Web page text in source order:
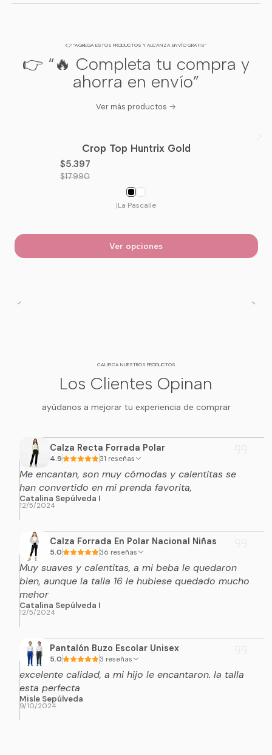
👉 “AGREGA ESTOS PRODUCTOS Y ALCANZA ENVÍO GRATIS”
👉 “🔥 Completa tu compra y
ahorra en envío”
Ver más productos
Crop Top Huntrix Gold
$5.397
$17.990
|La Pascalle
Ver opciones
CALIFICA NUESTROS PRODUCTOS
Los Clientes Opinan
ayúdanos a mejorar tu experiencia de comprar
Calza Recta Forrada Polar
4.9 31 reseñas
Me encantan, son muy cómodas y calentitas se
han convertido en mi prenda favorita,
Catalina Sepúlveda I
12/5/2024
Calza Forrada En Polar Nacional Niñas
5.0 36 reseñas
Muy suaves y calentitas, a mi beba le quedaron
bien, aunque la talla 16 le hubiese quedado mucho
mehor
Catalina Sepúlveda I
12/5/2024
Pantalón Buzo Escolar Unisex
5.0 3 reseñas
excelente calidad, a mi hijo le encantaron. la talla
esta perfecta
Misle Sepúlveda
9/10/2024